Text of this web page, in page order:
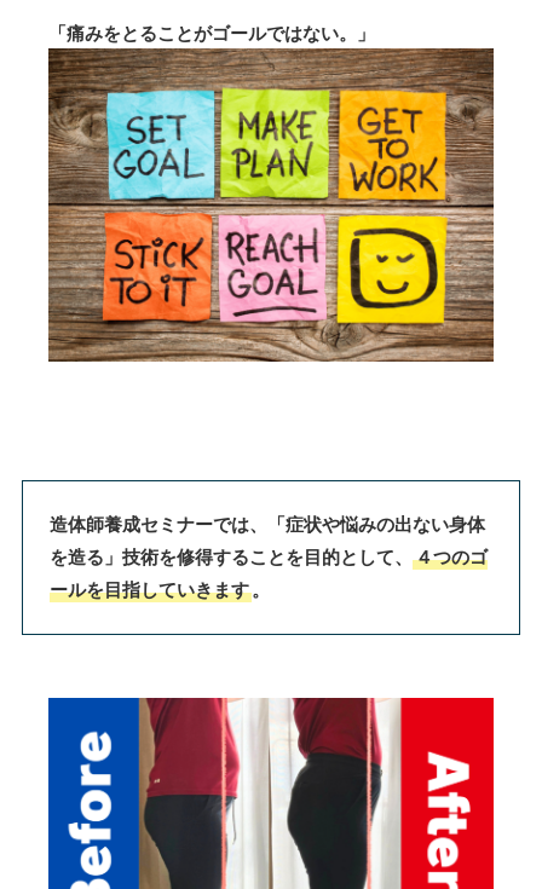
「痛みをとることがゴールではない。」
造体師養成セミナーでは、「症状や悩みの出ない身体
を造る」技術を修得することを目的として、４つのゴ
ールを目指していきます。